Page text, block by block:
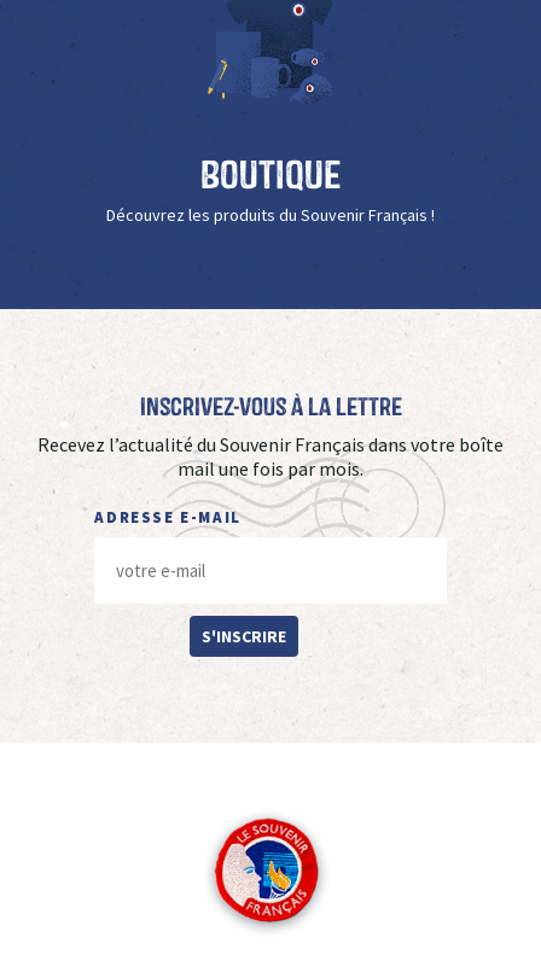
Boutique
Découvrez les produits du Souvenir Français !
Inscrivez-vous à La Lettre
Recevez l’actualité du Souvenir Français dans votre boîte
mail une fois par mois.
ADRESSE E-MAIL
S'INSCRIRE